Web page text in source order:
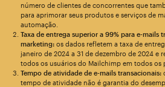
número de clientes de concorrentes que
para aprimorar seus produtos e serviços de
automação.
Taxa de entrega superior a 99% para e-mails
marketing:os dados refletem a taxa de
janeiro de 2024 a 31 de dezembro de 2024 e
todos os usuários do Mailchimp em todos os
Tempo de atividade de e-mails transacionais:
tempo de atividade não é garantia do